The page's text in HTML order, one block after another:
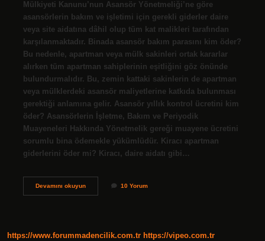
Mülkiyeti Kanunu’nun Asansör Yönetmeliği’ne göre
asansörlerin bakım ve işletimi için gerekli giderler daire
veya site aidatına dâhil olup tüm kat malikleri tarafından
karşılanmaktadır. Binada asansör bakım parasını kim öder?
Bu nedenle, apartman veya mülk sakinleri ortak kararlar
alırken tüm apartman sahiplerinin eşitliğini göz önünde
bulundurmalıdır. Bu, zemin kattaki sakinlerin de apartman
veya mülklerdeki asansör maliyetlerine katkıda bulunması
gerektiği anlamına gelir. Asansör yıllık kontrol ücretini kim
öder? Asansörlerin İşletme, Bakım ve Periyodik
Muayeneleri Hakkında Yönetmelik gereği muayene ücretini
sorumlu bina ödemekle yükümlüdür. Kiracı apartman
giderlerini öder mi? Kiracı, daire aidatı gibi…
Devamını okuyunKiracı
10 Yorum
https://www.forummadencilik.com.tr https://vipeo.com.tr